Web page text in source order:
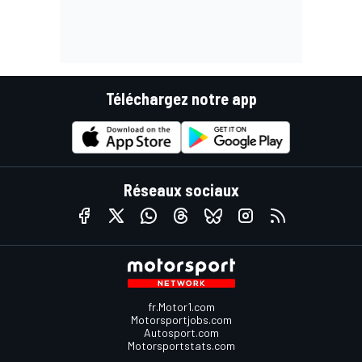
Téléchargez notre app
Réseaux sociaux
fr.Motor1.com
Motorsportjobs.com
Autosport.com
Motorsportstats.com